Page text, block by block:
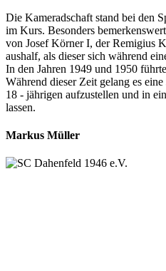
Die Kameradschaft stand bei den
im Kurs. Besonders
von Josef Körner I, der Remigius
aushalf, als dieser sich während
In den Jahren 1949 und 1950
Während dieser Zeit gelang es
18 - jährigen aufzustellen und in
lassen.
Markus Müller